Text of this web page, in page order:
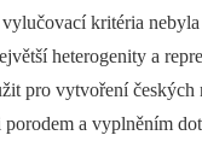
kritéria nebyla
heterogenity a
pro vytvoření
a vyplněním